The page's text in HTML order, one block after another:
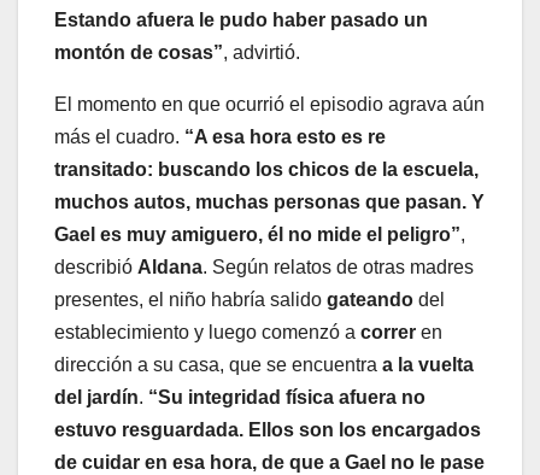
Estando afuera le pudo haber pasado un
montón de cosas”, advirtió.
El momento en que ocurrió el episodio agrava aún
más el cuadro. “A esa hora esto es re
transitado: buscando los chicos de la escuela,
muchos autos, muchas personas que pasan. Y
Gael es muy amiguero, él no mide el peligro”,
describió Aldana. Según relatos de otras madres
presentes, el niño habría salido gateando del
establecimiento y luego comenzó a correr en
dirección a su casa, que se encuentra a la vuelta
del jardín. “Su integridad física afuera no
estuvo resguardada. Ellos son los encargados
de cuidar en esa hora, de que a Gael no le pase